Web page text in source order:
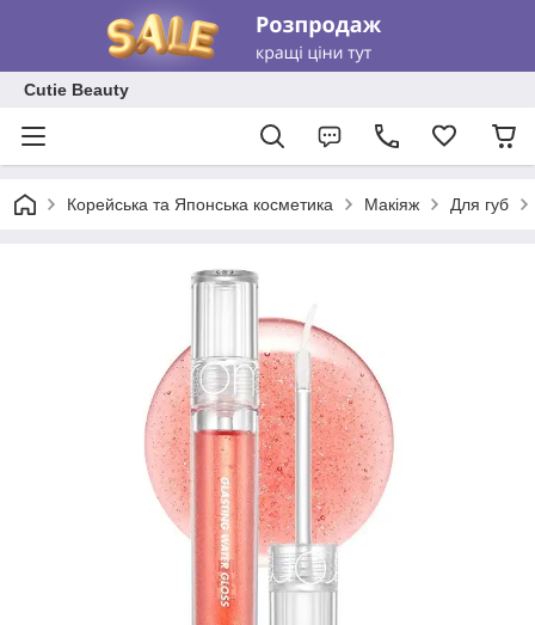
Cutie Beauty
Корейська та Японська косметика Макіяж Для губ